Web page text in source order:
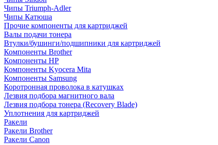
Чипы Triumph-Adler
Чипы Катюша
Прочие компоненты для картриджей
Валы подачи тонера
Втулки/бушинги/подшипники для картриджей
Компоненты Brother
Компоненты HP
Компоненты Kyocera Mita
Компоненты Samsung
Коротронная проволока в катушках
Лезвия подбора магнитного вала
Лезвия подбора тонера (Recovery Blade)
Уплотнения для картриджей
Ракели
Ракели Brother
Ракели Canon